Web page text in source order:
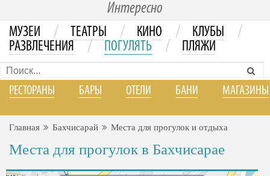
Интересно
МУЗЕИ / ТЕАТРЫ / КИНО / КЛУБЫ /
РАЗВЛЕЧЕНИЯ / ПОГУЛЯТЬ / ПЛЯЖИ
РЕСТОРАНЫ БАРЫ ОТЕЛИ БАНИ МАГАЗИНЫ
Главная Бахчисарай Места для прогулок и отдыха
Места для прогулок в Бахчисарае